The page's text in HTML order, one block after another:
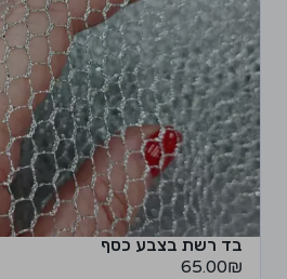
בד רשת בצבע כסף
65.00₪